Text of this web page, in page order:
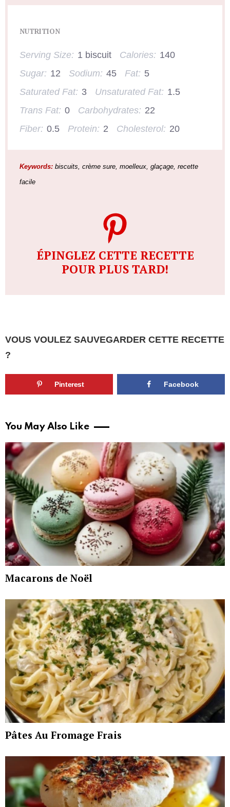
NUTRITION
Serving Size: 1 biscuit Calories: 140
Sugar: 12 Sodium: 45 Fat: 5
Saturated Fat: 3 Unsaturated Fat: 1.5
Trans Fat: 0 Carbohydrates: 22
Fiber: 0.5 Protein: 2 Cholesterol: 20
Keywords:biscuits, crème sure, moelleux, glaçage, recette
facile
ÉPINGLEZ CETTE RECETTE
POUR PLUS TARD!
VOUS VOULEZ SAUVEGARDER CETTE RECETTE
?
Pinterest Facebook
You May Also Like
Macarons de Noël
Pâtes Au Fromage Frais